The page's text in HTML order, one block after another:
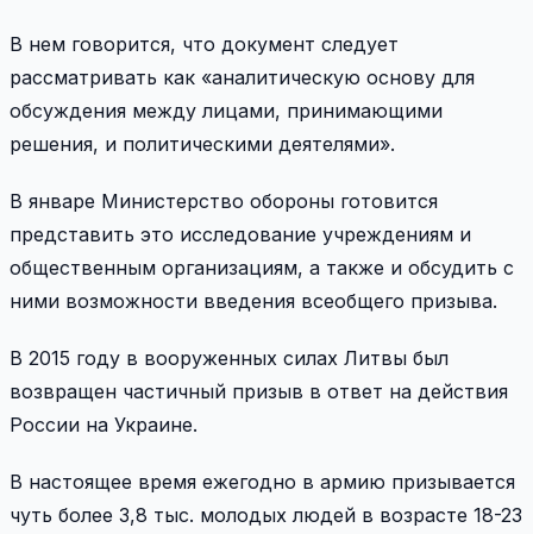
В нем говорится, что документ следует
рассматривать как «аналитическую основу для
обсуждения между лицами, принимающими
решения, и политическими деятелями».
В январе Министерство обороны готовится
представить это исследование учреждениям и
общественным организациям, а также и обсудить с
ними возможности введения всеобщего призыва.
В 2015 году в вооруженных силах Литвы был
возвращен частичный призыв в ответ на действия
России на Украине.
В настоящее время ежегодно в армию призывается
чуть более 3,8 тыс. молодых людей в возрасте 18-23